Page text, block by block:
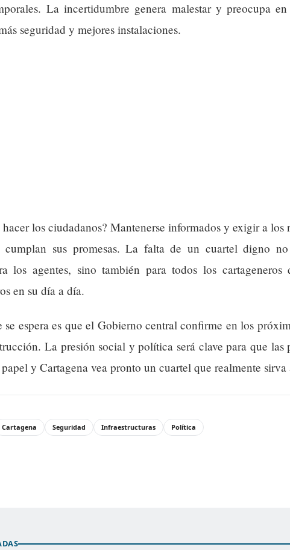
La incertidumbre genera malestar y preocupa
seguridad y mejores instalaciones.
los ciudadanos? Mantenerse informados y exigir a los
cumplan sus promesas. La falta de un cuartel digno
los agentes, sino también para todos los cartageneros
en su día a día.
espera es que el Gobierno central confirme en los
La presión social y política será clave para que las
y Cartagena vea pronto un cuartel que realmente sirva
Cartagena Seguridad Infraestructuras Política